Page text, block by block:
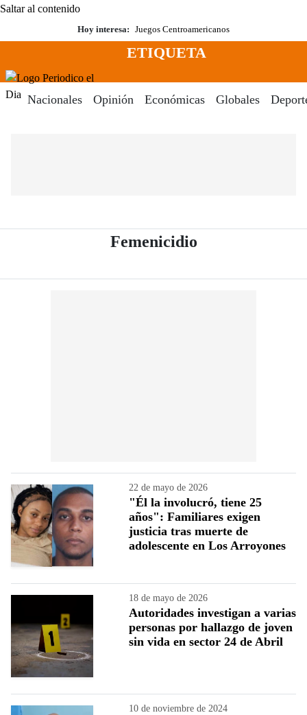
Saltar al contenido
Hoy interesa: Juegos Centroamericanos
Menú
ETIQUETA
Nacionales Opinión Económicas Globales
Femenicidio- Periódico El
22 de mayo de 2026
"Él la involucró, tiene 25
años": Familiares exigen
justicia tras muerte de
adolescente en Los Arroyones
18 de mayo de 2026
Autoridades investigan a varias
personas por hallazgo de joven
sin vida en sector 24 de Abril
10 de noviembre de 2024